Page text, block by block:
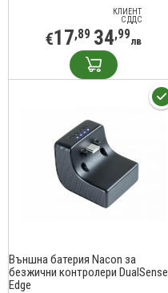
КЛИЕНТ
С ДДС
€17,89 34,99лв
Външна батерия Nacon за
безжични контролери DualSense
Edge